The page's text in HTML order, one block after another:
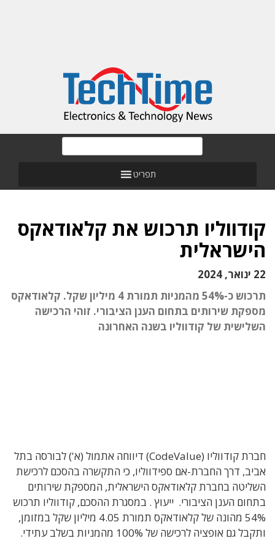
תפריט
קודווליו תרכוש את קלאודאקס
הישראלית
22 ינואר, 2024
תרכוש כ-54% מהמניות תמורת 4 מיליון שקל. קלאודאקס
מספקת שירותים בתחום הענן הציבורי. זוהי הרכישה
השלישית של קודווליו בשנה האחרונה
חברת קודווליו (CodeValue) דיווחה אתמול (א') לבורסה בתל
אביב, דרך החברת-אם ספידווליו, כי התקשרה בהסכם לרכישת
השליטה בחברת קלאודאקס הישראלית, המספקת שירותים
בתחום הענן הציבורי. ייעוץ . במסגרת ההסכם, קודווליו תרכוש
54% מהונה של קלאודאקס תמורת 4.05 מיליון שקל במזומן,
ותקבל גם אופציה לרכישה של 100% מהמניות בשלב עתידי.